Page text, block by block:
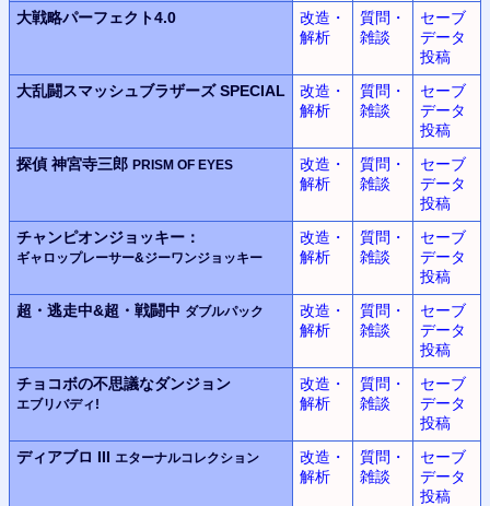
大戦略パーフェクト4.0
改造・
解析
質問・
雑談
セーブ
データ
投稿
大乱闘スマッシュブラザーズ SPECIAL
改造・
解析
質問・
雑談
セーブ
データ
投稿
探偵 神宮寺三郎 PRISM OF EYES
改造・
解析
質問・
雑談
セーブ
データ
投稿
チャンピオンジョッキー：
ギャロップレーサー&ジーワンジョッキー
改造・
解析
質問・
雑談
セーブ
データ
投稿
超・逃走中&超・戦闘中 ダブルパック
改造・
解析
質問・
雑談
セーブ
データ
投稿
チョコボの不思議なダンジョン
エブリバディ!
改造・
解析
質問・
雑談
セーブ
データ
投稿
ディアブロ III エターナルコレクション
改造・
解析
質問・
雑談
セーブ
データ
投稿